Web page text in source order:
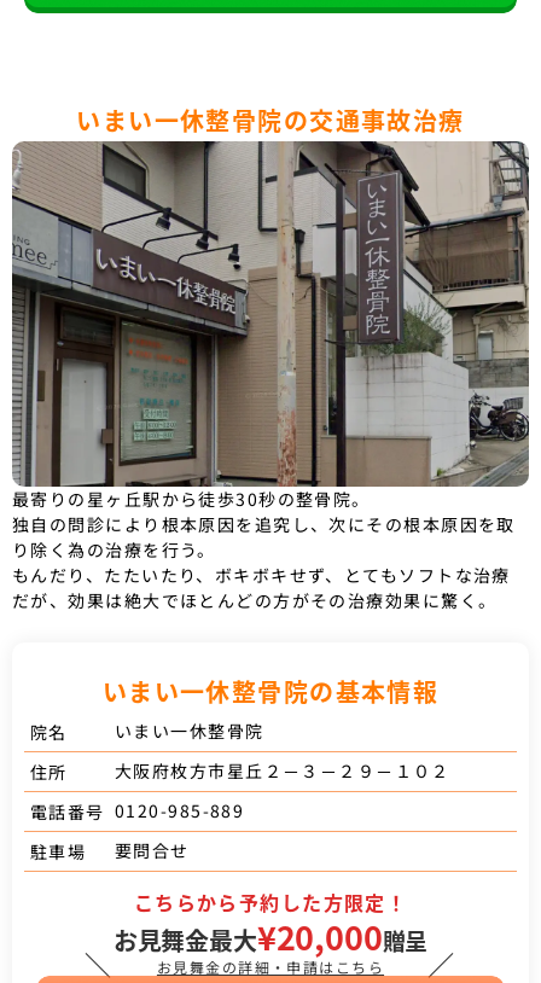
いまい一休整骨院の交通事故治療
最寄りの星ヶ丘駅から徒歩30秒の整骨院。
独自の問診により根本原因を追究し、次にその根本原因を取
り除く為の治療を行う。
もんだり、たたいたり、ボキボキせず、とてもソフトな治療
だが、効果は絶大でほとんどの方がその治療効果に驚く。
いまい一休整骨院の基本情報
院名
いまい一休整骨院
住所
大阪府枚方市星丘２－３－２９－１０２
電話番号 0120-985-889
駐車場
要問合せ
＼
こちらから予約した方限定！
お見舞金最大¥20,000贈呈
お見舞金の詳細・申請はこちら ／